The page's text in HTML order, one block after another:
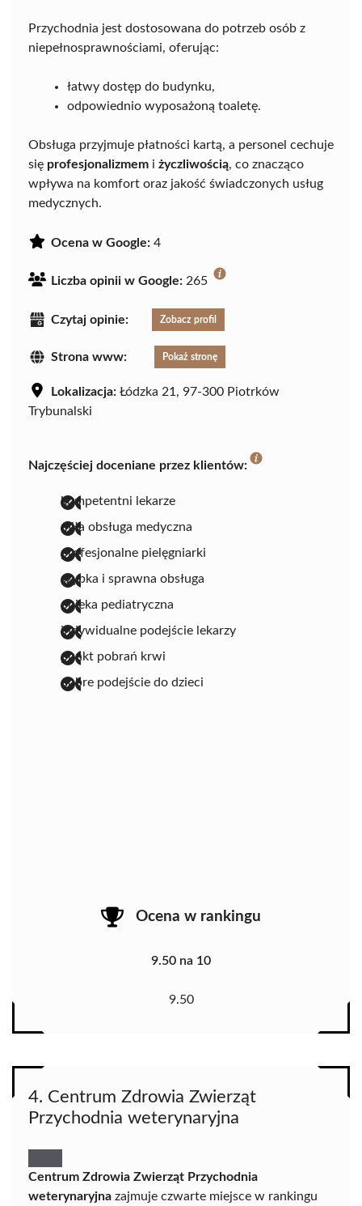
Przychodnia jest dostosowana do potrzeb osób z
niepełnosprawnościami, oferując:
łatwy dostęp do budynku,
odpowiednio wyposażoną toaletę.
Obsługa przyjmuje płatności kartą, a personel cechuje
się profesjonalizmem i życzliwością, co znacząco
wpływa na komfort oraz jakość świadczonych usług
medycznych.
Ocena w Google: 4
Liczba opinii w Google: 265
Czytaj opinie: Zobacz profil
Strona www: Pokaż stronę
Lokalizacja: Łódzka 21, 97-300 Piotrków
Trybunalski
Najczęściej doceniane przez klientów:
kompetentni lekarze
miła obsługa medyczna
profesjonalne pielęgniarki
szybka i sprawna obsługa
opieka pediatryczna
indywidualne podejście lekarzy
punkt pobrań krwi
dobre podejście do dzieci
Ocena w rankingu
9.50 na 10
9.50
4. Centrum Zdrowia Zwierząt
Przychodnia weterynaryjna
Centrum Zdrowia Zwierząt Przychodnia
weterynaryjna zajmuje czwarte miejsce w rankingu